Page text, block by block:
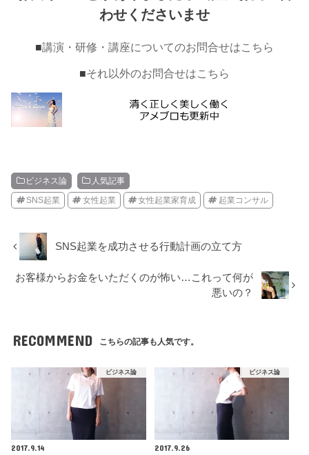
わせくださいませ
■講演・研修・講座についてのお問合せはこちら
■それ以外のお問合せはこちら
ビジネス論 人気記事
SNS起業 女性起業 女性起業家育成 起業コンサル
SNS起業を成功させる行動計画の立て方
お客様からお金をいただくのが怖い…これって何が
悪いの？
RECOMMEND こちらの記事も人気です。
ビジネス論
2017.9.14
ビジネス論
2017.9.26